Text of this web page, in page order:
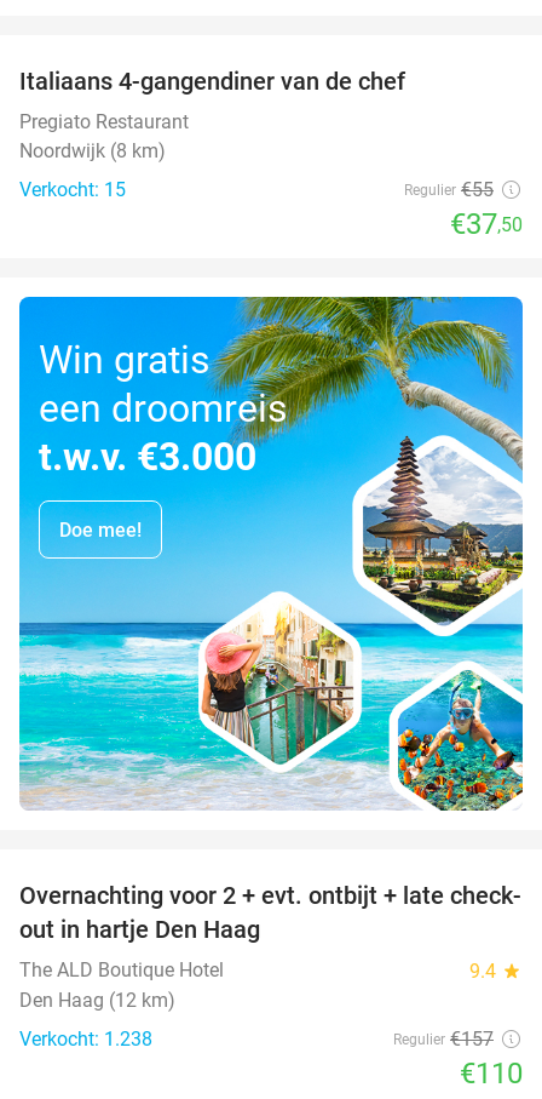
Italiaans 4-gangendiner van de chef
Pregiato Restaurant
Noordwijk (8 km)
Verkocht: 15
Regulier €55
€37,50
Win gratis
een droomreis
t.w.v. €3.000
Doe mee!
30%
Overnachting voor 2 + evt. ontbijt + late check-
out in hartje Den Haag
The ALD Boutique Hotel 9.4 star
Den Haag (12 km)
Verkocht: 1.238
Regulier €157
€110